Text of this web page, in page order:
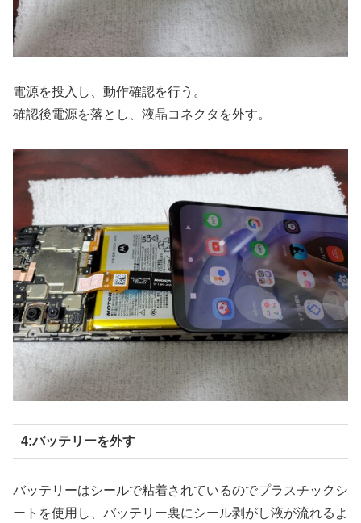
電源を投入し、動作確認を行う。
確認後電源を落とし、液晶コネクタを外す。
4:バッテリーを外す
バッテリーはシールで粘着されているのでプラスチックシ
ートを使用し、バッテリー裏にシール剥がし液が流れるよ